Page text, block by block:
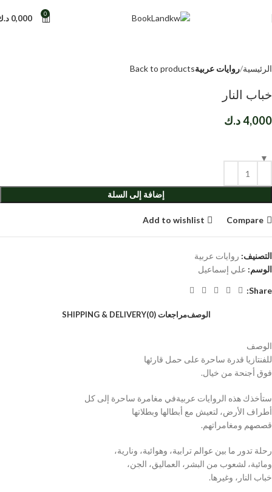
0
0,000
الرئيسية روايات عربيةBack to products
خباب النار
4,000د.ك
إضافة إلى السلة
Compare
Add to wishlist
التصنيف: روايات عربية
الوسم: علي إسماعيل
Share:
الوصفمراجعات (0) SHIPPING & DELIVERY
الوصف
للفنتازيا قدرة ساحرة على حمل قارئها
فوق أجنحة من خيال.
ستأخذك هذه الروايات عربيةفي مغامرة ساحرة إلى كل
أطراف الأرض، لتعيش مع أبطالها وبطلاتها
قصصهم ومغامراتهم.
رحلة تدور ما بين عوالم ترابية، وهوائية، ونارية،
ومائية، لشعوب من البشر، العماليق، الجن،
خباب النار، وغيرها.